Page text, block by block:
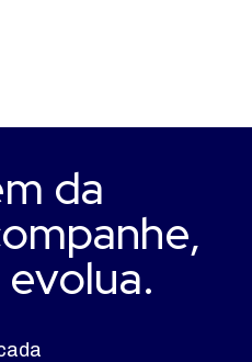
da